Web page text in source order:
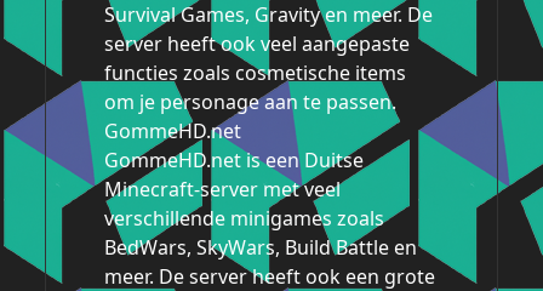
Survival Games, Gravity en meer. De
server heeft ook veel aangepaste
functies zoals cosmetische items
om je personage aan te passen.
GommeHD.net
GommeHD.net is een Duitse
Minecraft-server met veel
verschillende minigames zoals
BedWars, SkyWars, Build Battle en
meer. De server heeft ook een grote